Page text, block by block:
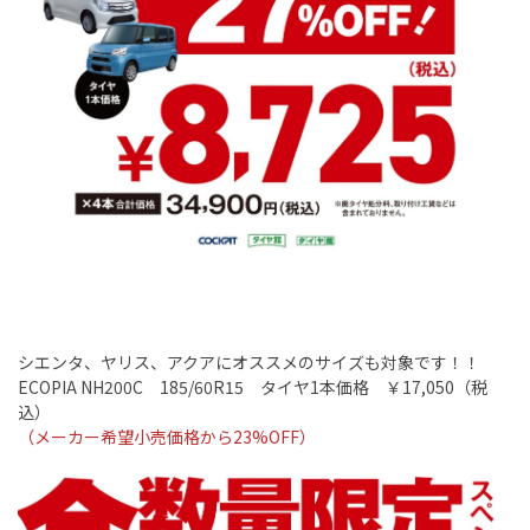
シエンタ、ヤリス、アクアにオススメのサイズも対象です！！
ECOPIA NH200C 185/60R15 タイヤ1本価格 ￥ 17,050 （税
込）
（メーカー希望小売価格から23%OFF）